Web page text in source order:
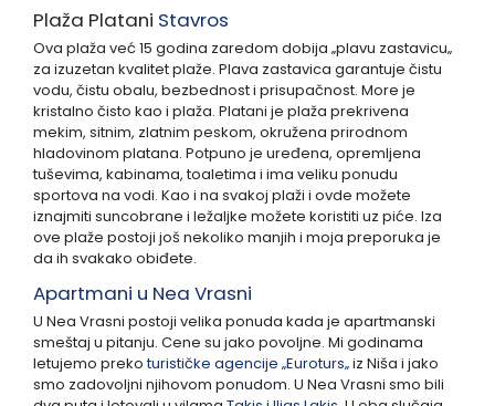
Plaža Platani Stavros
Ova plaža već 15 godina zaredom dobija ‚‚plavu zastavicu‚‚
za izuzetan kvalitet plaže. Plava zastavica garantuje čistu
vodu, čistu obalu, bezbednost i prisupačnost. More je
kristalno čisto kao i plaža. Platani je plaža prekrivena
mekim, sitnim, zlatnim peskom, okružena prirodnom
hladovinom platana. Potpuno je uređena, opremljena
tuševima, kabinama, toaletima i ima veliku ponudu
sportova na vodi. Kao i na svakoj plaži i ovde možete
iznajmiti suncobrane i ležaljke možete koristiti uz piće. Iza
ove plaže postoji još nekoliko manjih i moja preporuka je
da ih svakako obiđete.
Apartmani u Nea Vrasni
U Nea Vrasni postoji velika ponuda kada je apartmanski
smeštaj u pitanju. Cene su jako povoljne. Mi godinama
letujemo prekoturističke agencije ‚‚Euroturs‚‚iz Niša i jako
smo zadovoljni njihovom ponudom. U Nea Vrasni smo bili